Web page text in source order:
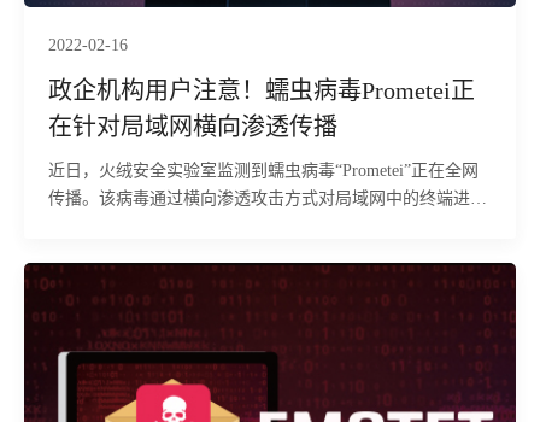
2022-02-16
政企机构用户注意！蠕虫病毒Prometei正
在针对局域网横向渗透传播
近日，火绒安全实验室监测到蠕虫病毒“Prometei”正在全网
传播。该病毒通过横向渗透攻击方式对局域网中的终端进行